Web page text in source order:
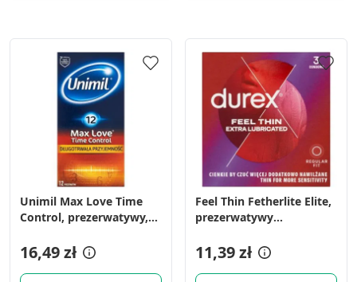
Unimil Max Love Time
Control, prezerwatywy,
16,49 zł
Feel Thin Fetherlite Elite,
prezerwatywy
11,39 zł